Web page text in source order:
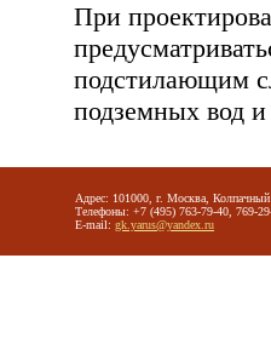
При
подстилающим
подземных вод
Адрес: 101000, г. Москва,
Телефоны: +7 (495) 763-79-40, 769-
E-mail: gk.yarus@yandex.ru